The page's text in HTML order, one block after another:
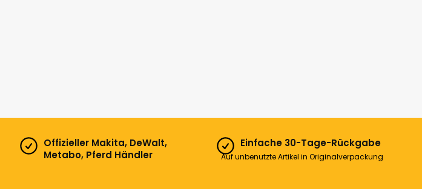
Offizieller Makita, DeWalt,
Metabo, Pferd Händler
Einfache 30-Tage-Rückgabe
Auf unbenutzte Artikel in Originalverpackung